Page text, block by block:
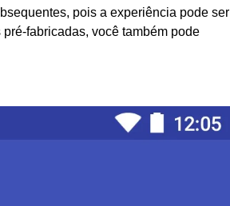
pois a experiência pode ser
fabricadas, você também pode